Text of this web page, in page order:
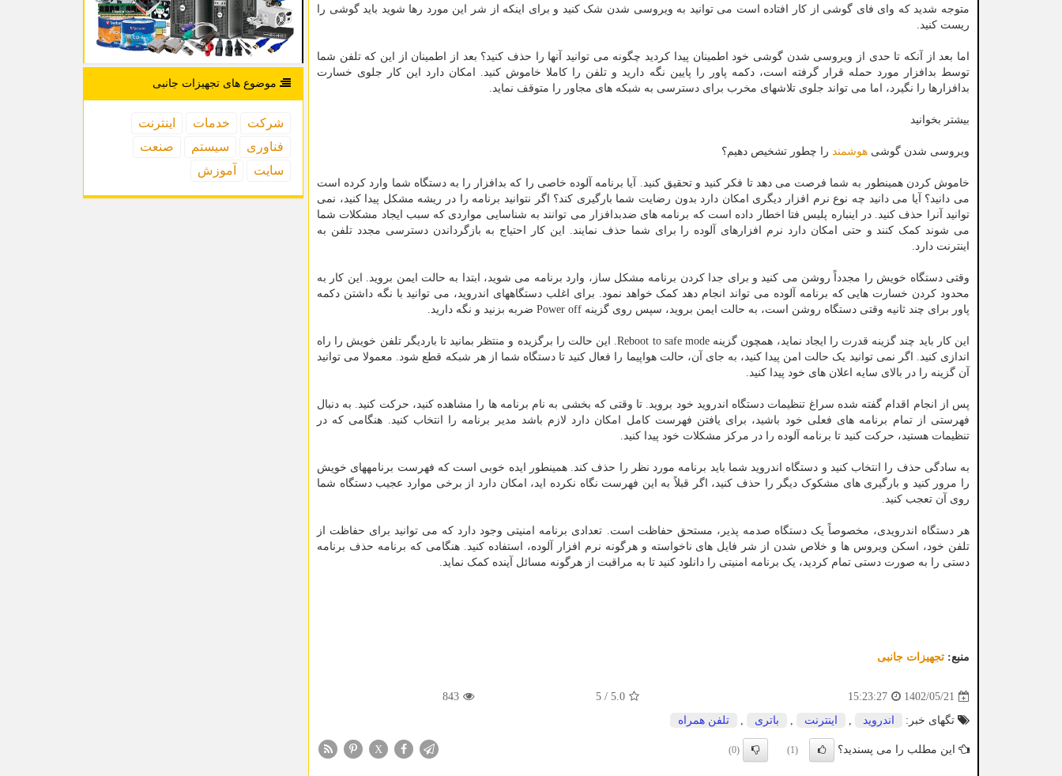
متوجه شدید که وای فای گوشی از کار افتاده است می توانید به ویروسی شدن شک کنید و برای اینکه از شر این مورد رها شوید باید گوشی را
ریست کنید.
اما بعد از آنکه تا حدی از ویروسی شدن گوشی خود اطمینان پیدا کردید چگونه می توانید آنها را حذف کنید؟ بعد از اطمینان از این که تلفن شما
توسط بدافزار مورد حمله قرار گرفته است، دکمه پاور را پایین نگه دارید و تلفن را کاملا خاموش کنید. امکان دارد این کار جلوی خسارت
بدافزارها را نگیرد، اما می تواند جلوی تلاشهای مخرب برای دسترسی به شبکه های مجاور را متوقف نماید.
بیشتر بخوانید
ویروسی شدن گوشی هوشمند را چطور تشخیص دهیم؟
خاموش کردن همینطور به شما فرصت می دهد تا فکر کنید و تحقیق کنید. آیا برنامه آلوده خاصی را که بدافزار را به دستگاه شما وارد کرده است
می دانید؟ آیا می دانید چه نوع نرم افزار دیگری امکان دارد بدون رضایت شما بارگیری کند؟ اگر نتوانید برنامه را در ریشه مشکل پیدا کنید، نمی
توانید آنرا حذف کنید. در اینباره پلیس فتا اخطار داده است که برنامه های ضدبدافزار می توانند به شناسایی مواردی که سبب ایجاد مشکلات شما
می شوند کمک کنند و حتی امکان دارد نرم افزارهای آلوده را برای شما حذف نمایند. این کار احتیاج به بازگرداندن دسترسی مجدد تلفن به
اینترنت دارد.
وقتی دستگاه خویش را مجدداً روشن می کنید و برای جدا کردن برنامه مشکل ساز، وارد برنامه می شوید، ابتدا به حالت ایمن بروید. این کار به
محدود کردن خسارت هایی که برنامه آلوده می تواند انجام دهد کمک خواهد نمود. برای اغلب دستگاههای اندروید، می توانید با نگه داشتن دکمه
پاور برای چند ثانیه وقتی دستگاه روشن است، به حالت ایمن بروید، سپس روی گزینه Power off ضربه بزنید و نگه دارید.
این کار باید چند گزینه قدرت را ایجاد نماید، همچون گزینه Reboot to safe mode. این حالت را برگزیده و منتظر بمانید تا باردیگر تلفن خویش را راه
اندازی کنید. اگر نمی توانید یک حالت امن پیدا کنید، به جای آن، حالت هواپیما را فعال کنید تا دستگاه شما از هر شبکه قطع شود. معمولا می توانید
آن گزینه را در بالای سایه اعلان های خود پیدا کنید.
پس از انجام اقدام گفته شده سراغ تنظیمات دستگاه اندروید خود بروید. تا وقتی که بخشی به نام برنامه ها را مشاهده کنید، حرکت کنید. به دنبال
فهرستی از تمام برنامه های فعلی خود باشید، برای یافتن فهرست کامل امکان دارد لازم باشد مدیر برنامه را انتخاب کنید. هنگامی که در
تنظیمات هستید، حرکت کنید تا برنامه آلوده را در مرکز مشکلات خود پیدا کنید.
به سادگی حذف را انتخاب کنید و دستگاه اندروید شما باید برنامه مورد نظر را حذف کند. همینطور ایده خوبی است که فهرست برنامههای خویش
را مرور کنید و بارگیری های مشکوک دیگر را حذف کنید، اگر قبلاً به این فهرست نگاه نکرده اید، امکان دارد از برخی موارد عجیب دستگاه شما
روی آن تعجب کنید.
هر دستگاه اندرویدی، مخصوصاً یک دستگاه صدمه پذیر، مستحق حفاظت است. تعدادی برنامه امنیتی وجود دارد که می توانید برای حفاظت از
تلفن خود، اسکن ویروس ها و خلاص شدن از شر فایل های ناخواسته و هرگونه نرم افزار آلوده، استفاده کنید. هنگامی که برنامه حذف برنامه
دستی را به صورت دستی تمام کردید، یک برنامه امنیتی را دانلود کنید تا به مراقبت از هرگونه مسائل آینده کمک نماید.
منبع: تجهیزات جانبی
1402/05/21
15:23:27
5.0
/
5
843
تگهای خبر: اندروید , اینترنت , باتری , تلفن همراه
این مطلب را می پسندید؟ (1)
(0)
X
موضوع های تجهیزات جانبی
شركت خدمات
اینترنت
فناوری
سیستم
صنعت
سایت
آموزش